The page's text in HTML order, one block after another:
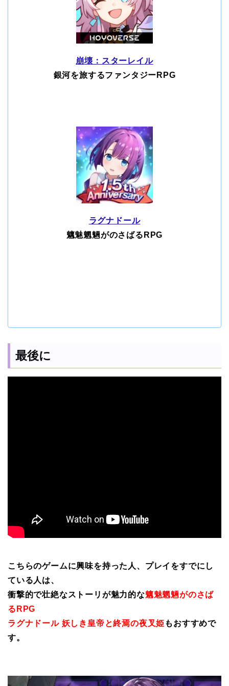
崩壊：スターレイル
銀河を旅するファンタジーRPG
ラグナドール
魑魅魍魎がのさばるRPG
最後に
こちらのゲームに興味を持った人、プレイをすでにし
ている人は、
衝撃的で壮絶なストーリが魅力的な魑魅魍魎がのさば
るRPG
ラグナドール 妖しき皇帝と終焉の夜叉姫 もおすすめで
す。